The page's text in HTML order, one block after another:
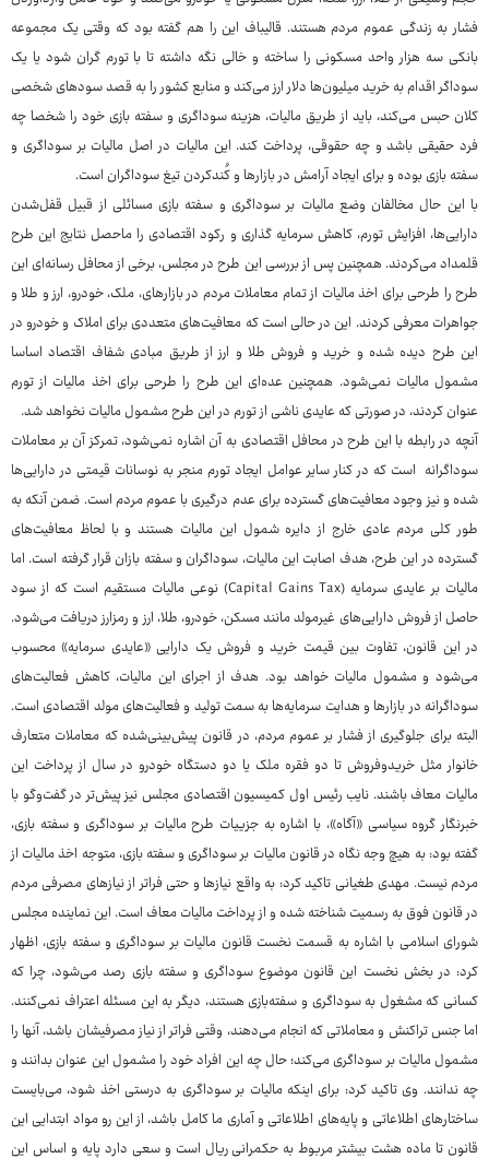
فشار به زندگی عموم مردم هستند. قالیباف این را هم گفته بود که وقتی یک مجموعه
بانکی سه هزار واحد مسکونی را ساخته و خالی نگه داشته تا با تورم گران شود یا یک
سوداگر اقدام به خرید میلیون‌ها دلار ارز می‌کند و منابع کشور را به قصد سودهای شخصی
کلان حبس می‌کند، باید از طریق مالیات، هزینه سوداگری و سفته بازی خود را شخصا چه
فرد حقیقی باشد و چه حقوقی، پرداخت کند. این مالیات در اصل مالیات بر سوداگری و
سفته بازی بوده و برای ایجاد آرامش در بازارها و کُندکردن تیغ سوداگران است.
با این حال مخالفان وضع مالیات بر سوداگری و سفته بازی مسائلی از قبیل قفل‌شدن
دارایی‌ها، افزایش تورم، کاهش سرمایه گذاری و رکود اقتصادی را ماحصل نتایج این طرح
قلمداد می‌کردند. همچنین پس از بررسی این طرح در مجلس، برخی از محافل رسانه‌ای این
طرح را طرحی برای اخذ مالیات از تمام معاملات مردم در بازارهای، ملک، خودرو، ارز و طلا و
جواهرات معرفی کردند. این در حالی است که معافیت‌های متعددی برای املاک و خودرو در
این طرح دیده شده و خرید و فروش طلا و ارز از طریق مبادی شفاف اقتصاد اساسا
مشمول مالیات نمی‌شود. همچنین عده‌ای این طرح را طرحی برای اخذ مالیات از تورم
عنوان کردند، در صورتی که عایدی ناشی از تورم در این طرح مشمول مالیات نخواهد شد.
آنچه در رابطه با این طرح در محافل اقتصادی به آن اشاره نمی‌شود، تمرکز آن بر معاملات
سوداگرانه است که در کنار سایر عوامل ایجاد تورم منجر به نوسانات قیمتی در دارایی‌ها
شده و نیز وجود معافیت‌های گسترده برای عدم درگیری با عموم مردم است. ضمن آنکه به
طور کلی مردم عادی خارج از دایره شمول این مالیات هستند و با لحاظ معافیت‌های
گسترده در این طرح، هدف اصابت این مالیات، سوداگران و سفته بازان قرار گرفته است. اما
مالیات بر عایدی سرمایه (Capital Gains Tax) نوعی مالیات مستقیم است که از سود
حاصل از فروش دارایی‌های غیرمولد مانند مسکن، خودرو، طلا، ارز و رمزارز دریافت می‌شود.
در این قانون، تفاوت بین قیمت خرید و فروش یک دارایی «عایدی سرمایه» محسوب
می‌شود و مشمول مالیات خواهد بود. هدف از اجرای این مالیات، کاهش فعالیت‌های
سوداگرانه در بازارها و هدایت سرمایه‌ها به سمت تولید و فعالیت‌های مولد اقتصادی است.
البته برای جلوگیری از فشار بر عموم مردم، در قانون پیش‌بینی‌شده که معاملات متعارف
خانوار مثل خریدوفروش تا دو فقره ملک یا دو دستگاه خودرو در سال از پرداخت این
مالیات معاف باشند. نایب رئیس اول کمیسیون اقتصادی مجلس نیز پیش‌تر در گفت‌وگو با
خبرنگار گروه سیاسی «آگاه»، با اشاره به جزییات طرح مالیات بر سوداگری و سفته بازی،
گفته بود: به هیچ وجه نگاه در قانون مالیات بر سوداگری و سفته بازی، متوجه اخذ مالیات از
مردم نیست. مهدی طغیانی تاکید کرد: به واقع نیازها و حتی فراتر از نیازهای مصرفی مردم
در قانون فوق به رسمیت شناخته شده و از پرداخت مالیات معاف است. این نماینده مجلس
شورای اسلامی با اشاره به قسمت نخست قانون مالیات بر سوداگری و سفته بازی، اظهار
کرد: در بخش نخست این قانون موضوع سوداگری و سفته بازی رصد می‌شود، چرا که
کسانی که مشغول به سوداگری و سفته‌بازی هستند، دیگر به این مسئله اعتراف نمی‌کنند.
اما جنس تراکنش و معاملاتی که انجام می‌دهند، وقتی فراتر از نیاز مصرفیشان باشد، آنها را
مشمول مالیات بر سوداگری می‌کند؛ حال چه این افراد خود را مشمول این عنوان بدانند و
چه ندانند. وی تاکید کرد: برای اینکه مالیات بر سوداگری به درستی اخذ شود، می‌بایست
ساختارهای اطلاعاتی و پایه‌های اطلاعاتی و آماری ما کامل باشد، از این رو مواد ابتدایی این
قانون تا ماده هشت بیشتر مربوط به حکمرانی ریال است و سعی دارد پایه و اساس این